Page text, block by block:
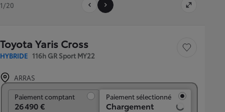
1/20
Toyota Yaris Cross
HYBRIDE 116h GR Sport MY22
Sauvegarder le
ARRAS
Paiement comptant
26 490 €
Paiement sélectionné
Chargement